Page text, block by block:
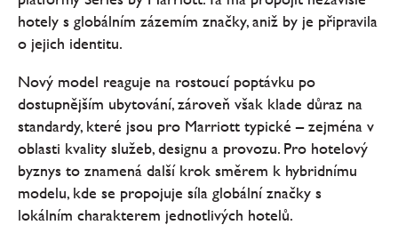
hotely s globálním zázemím značky, aniž by je připravila
o jejich identitu.
Nový model reaguje na rostoucí poptávku po
dostupnějším ubytování, zároveň však klade důraz na
standardy, které jsou pro Marriott typické – zejména v
oblasti kvality služeb, designu a provozu. Pro hotelový
byznys to znamená další krok směrem k hybridnímu
modelu, kde se propojuje síla globální značky s
lokálním charakterem jednotlivých hotelů.